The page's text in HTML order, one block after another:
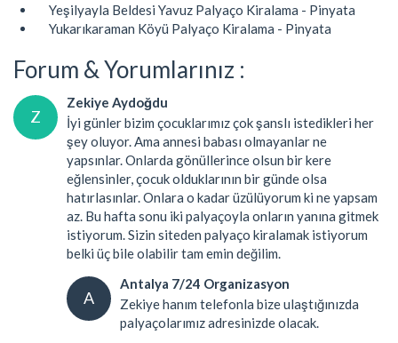
Yeşilyayla Beldesi Yavuz Palyaço Kiralama - Pinyata
Yukarıkaraman Köyü Palyaço Kiralama - Pinyata
Forum & Yorumlarınız :
Z
Zekiye Aydoğdu
İyi günler bizim çocuklarımız çok şanslı istedikleri her
şey oluyor. Ama annesi babası olmayanlar ne
yapsınlar. Onlarda gönüllerince olsun bir kere
eğlensinler, çocuk olduklarının bir günde olsa
hatırlasınlar. Onlara o kadar üzülüyorum ki ne yapsam
az. Bu hafta sonu iki palyaçoyla onların yanına gitmek
istiyorum. Sizin siteden palyaço kiralamak istiyorum
belki üç bile olabilir tam emin değilim.
A
Antalya 7/24 Organizasyon
Zekiye hanım telefonla bize ulaştığınızda
palyaçolarımız adresinizde olacak.